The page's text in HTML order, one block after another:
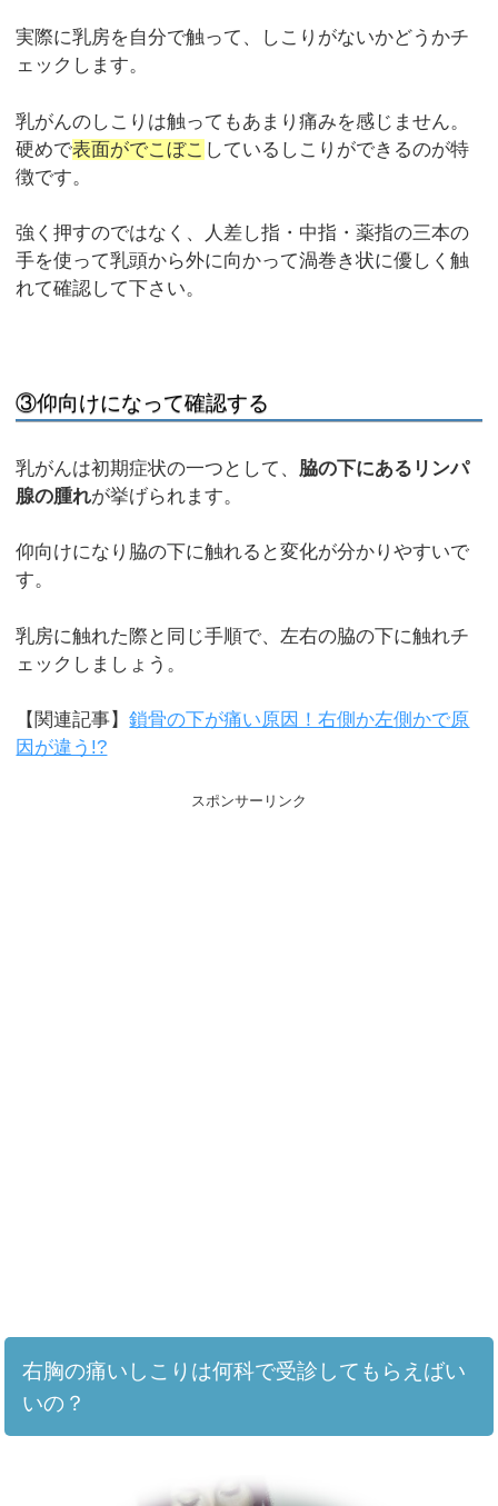
実際に乳房を自分で触って、しこりがないかどうかチ
ェックします。
乳がんのしこりは触ってもあまり痛みを感じません。
硬めで表面がでこぼこ しているしこりができるのが特
徴です。
強く押すのではなく、人差し指・中指・薬指の三本の
手を使って乳頭から外に向かって渦巻き状に優しく触
れて確認して下さい。
③仰向けになって確認する
乳がんは初期症状の一つとして、 脇の下にあるリンパ
腺の腫れが挙げられます。
仰向けになり脇の下に触れると変化が分かりやすいで
す。
乳房に触れた際と同じ手順で、左右の脇の下に触れチ
ェックしましょう。
【関連記事】鎖骨の下が痛い原因！右側か左側かで原
因が違う!?
スポンサーリンク
右胸の痛いしこりは何科で受診してもらえばい
いの？